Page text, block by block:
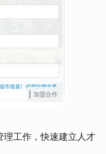
加盟合作
工作，快速建立人才